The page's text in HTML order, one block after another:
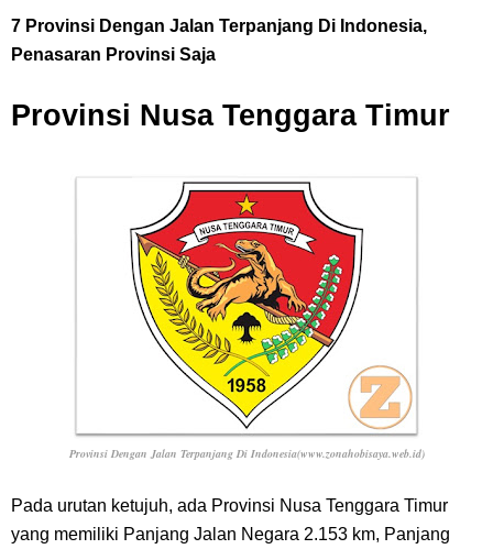
Wednesday, 5 August
7 Provinsi Dengan Jalan Terpanjang Di Indonesia,
Penasaran Provinsi Saja
Provinsi Nusa Tenggara Timur
Provinsi Dengan Jalan Terpanjang Di Indonesia(www.zonahobisaya.web.id)
Pada urutan ketujuh, ada Provinsi Nusa Tenggara Timur
yang memiliki Panjang Jalan Negara 2.153 km, Panjang